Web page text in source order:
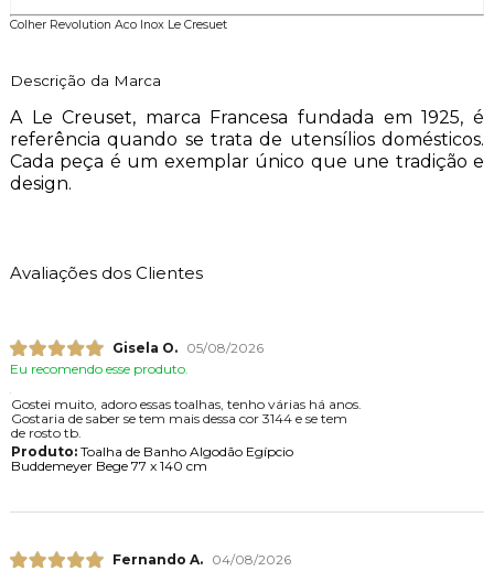
Colher Revolution Aco Inox Le Cresuet
Descrição da Marca
A Le Creuset, marca Francesa fundada em 1925, é
referência quando se trata de utensílios domésticos.
Cada peça é um exemplar único que une tradição e
design.
Avaliações dos Clientes
Gisela O.
05/08/2026
Eu recomendo esse produto.
Gostei muito, adoro essas toalhas, tenho várias há anos.
Gostaria de saber se tem mais dessa cor 3144 e se tem
de rosto tb.
Produto:Toalha de Banho Algodão Egípcio
Buddemeyer Bege 77 x 140 cm
Fernando A.
04/08/2026